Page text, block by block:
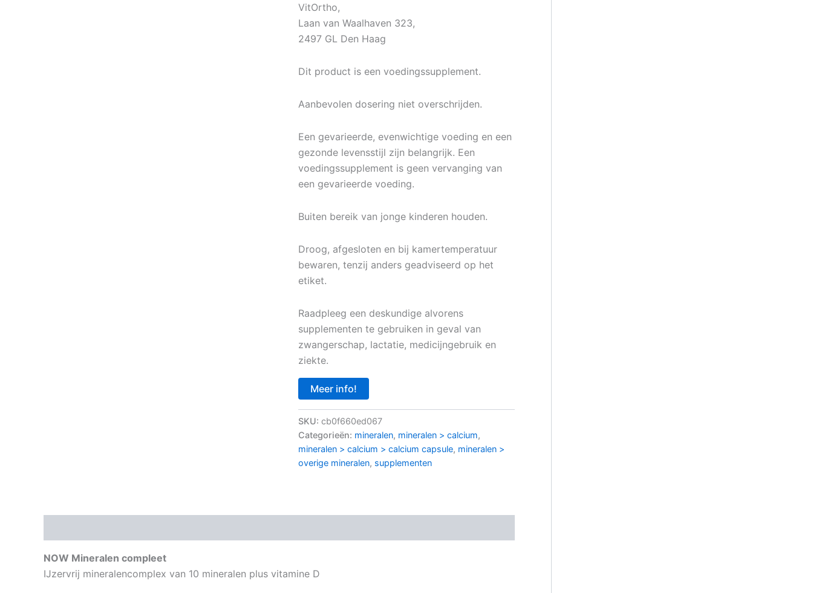
VitOrtho,
Laan van Waalhaven 323,
2497 GL Den Haag
Dit product is een voedingssupplement.
Aanbevolen dosering niet overschrijden.
Een gevarieerde, evenwichtige voeding en een
gezonde levensstijl zijn belangrijk. Een
voedingssupplement is geen vervanging van
een gevarieerde voeding.
Buiten bereik van jonge kinderen houden.
Droog, afgesloten en bij kamertemperatuur
bewaren, tenzij anders geadviseerd op het
etiket.
Raadpleeg een deskundige alvorens
supplementen te gebruiken in geval van
zwangerschap, lactatie, medicijngebruik en
ziekte.
Meer info!
SKU: cb0f660ed067
Categorieën: mineralen, mineralen > calcium,
mineralen > calcium > calcium capsule, mineralen >
overige mineralen, supplementen
NOW Mineralen compleet
IJzervrij mineralencomplex van 10 mineralen plus vitamine D